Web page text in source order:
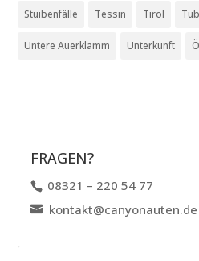
Stuibenfälle Tessin Tirol
Untere Auerklamm Unterkunft
FRAGEN?
08321 – 220 54 77
kontakt@canyonauten.de